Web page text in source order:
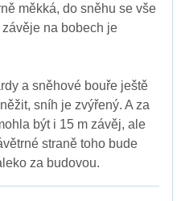
měkká, do sněhu se vše
na bobech je
a sněhové bouře ještě
sníh je zvýřený. A za
být i 15 m závěj, ale
straně toho bude
za budovou.